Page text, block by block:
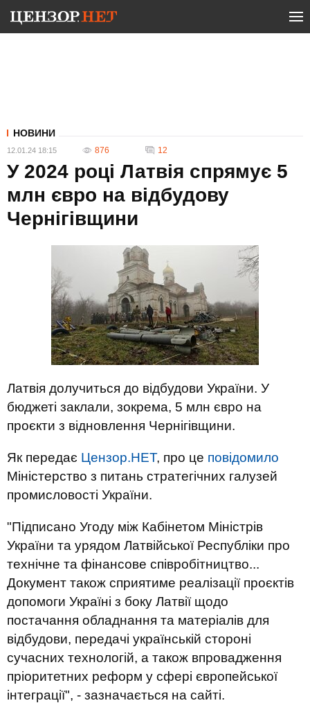
НОВИНИ
12.01.24 18:15 876 12
У 2024 році Латвія спрямує 5
млн євро на відбудову
Чернігівщини
Латвія долучиться до відбудови України. У
бюджеті заклали, зокрема, 5 млн євро на
проєкти з відновлення Чернігівщини.
Як передає Цензор.НЕТ, про це повідомило
Міністерство з питань стратегічних галузей
промисловості України.
"Підписано Угоду між Кабінетом Міністрів
України та урядом Латвійської Республіки про
технічне та фінансове співробітництво...
Документ також сприятиме реалізації проєктів
допомоги Україні з боку Латвії щодо
постачання обладнання та матеріалів для
відбудови, передачі українській стороні
сучасних технологій, а також впровадження
пріоритетних реформ у сфері європейської
інтеграції", - зазначається на сайті.